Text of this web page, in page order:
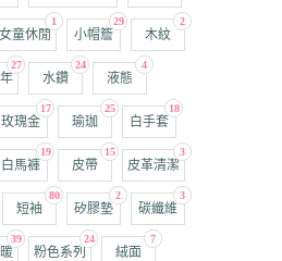
1
女童休閒
29
小帽簷
2
木紋
27 24
水鑽
4
液態
17
玫瑰金
25
瑜珈
18
白手套
19
白馬褲
15
皮帶
3
皮革清潔
80
短袖
2
矽膠墊
3
碳纖維
39 24
粉色系列
7
絨面